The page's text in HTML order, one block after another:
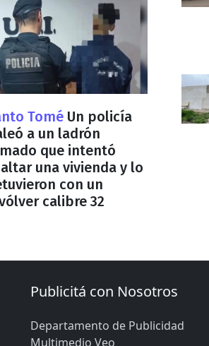
Tomé Un policía
a un ladrón
que intentó
una vivienda y lo
con un
calibre 32
Publicitá con Nosotros
Departamento de Publicidad
Multimedio Veo